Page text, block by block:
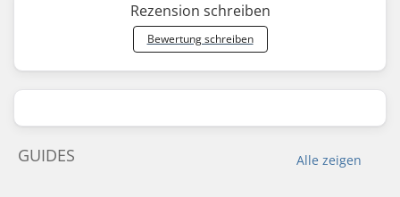
Rezension schreiben
Bewertung schreiben
Alle zeigen
GUIDES